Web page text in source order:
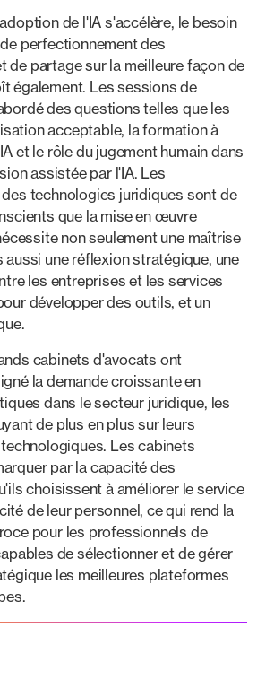
de l'IA s'accélère, le besoin
perfectionnement des
de partage sur la meilleure façon de
également. Les sessions de
des questions telles que les
acceptable, la formation à
et le rôle du jugement humain dans
assistée par l'IA. Les
technologies juridiques sont de
que la mise en œuvre
non seulement une maîtrise
aussi une réflexion stratégique, une
les entreprises et les services
développer des outils, et un
cabinets d'avocats ont
la demande croissante en
dans le secteur juridique, les
de plus en plus sur leurs
Les cabinets
par la capacité des
choisissent à améliorer le service
de leur personnel, ce qui rend la
pour les professionnels de
de sélectionner et de gérer
les meilleures plateformes